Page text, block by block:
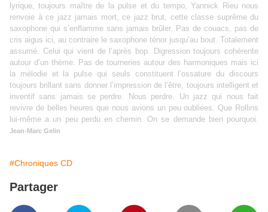
lyrique, toujours maître de la pulse et du tempo, Yannick Rieu nous
renvoie à ce jazz jamais mort, ce jazz brut, cette classe suprême du
saxophone qui s’enflamme sans jamais brûler. Pas de couacs, pas de
cris aigus ici, au contraire le saxophone ténor jusqu’au bout. Totalement
assumé. Celui qui vient de l’après bop. Digression toujours cohérente
autour d’un thème. Pas de tourneries autour des harmoniques mais ici
la mélodie et la pulse qui seuls constituent l’ossature du discours
toujours brillant sans donner l’impression de l’être, toujours intelligent et
inventif sans jamais se perdre. Nous perdre. Un jazz qui nous fait
revivre de belles heures que nous avions un peu oubliées. Que Rollins
lui-même a un peu perdu en chemin. On se demande bien pourquoi.
Jean-Marc Gelin
#Chroniques CD
Partager